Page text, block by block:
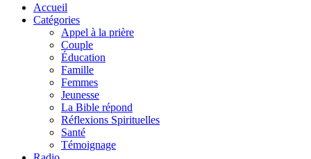
Accueil
Catégories
Appel à la prière
Couple
Éducation
Famille
Femmes
Jeunesse
La Bible répond
Réflexions Spirituelles
Santé
Témoignage